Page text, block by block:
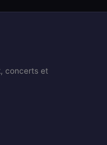
concerts et